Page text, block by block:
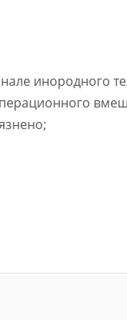
инородного